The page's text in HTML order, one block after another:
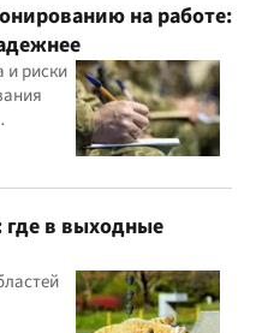
на работе:
риски
в выходные